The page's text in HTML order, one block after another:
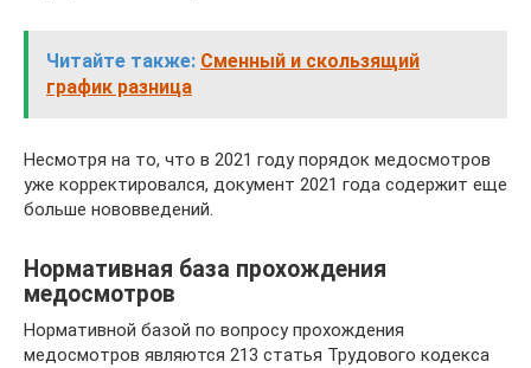
Читайте также: Сменный и скользящий
график разница
Несмотря на то, что в 2021 году порядок медосмотров
уже корректировался, документ 2021 года содержит еще
больше нововведений.
Нормативная база прохождения
медосмотров
Нормативной базой по вопросу прохождения
медосмотров являются 213 статья Трудового кодекса